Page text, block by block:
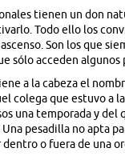
tienen un don
Todo ello los
Son los que
sólo acceden
a la cabeza el
colega que estuvo a
una temporada y del
pesadilla no apta
o fuera de una